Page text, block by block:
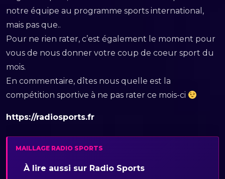
notre équipe au programme sports international,
mais pas que..
Pour ne rien rater, c’est également le moment pour
vous de nous donner votre coup de coeur sport du
mois.
En commentaire, dîtes nous quelle est la
compétition sportive à ne pas rater ce mois-ci
https://radiosports.fr
MAILLAGE RADIO SPORTS
À lire aussi sur Radio Sports